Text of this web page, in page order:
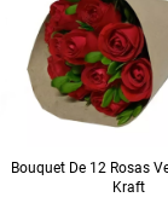
Bouquet De 12 Rosas
Kraft